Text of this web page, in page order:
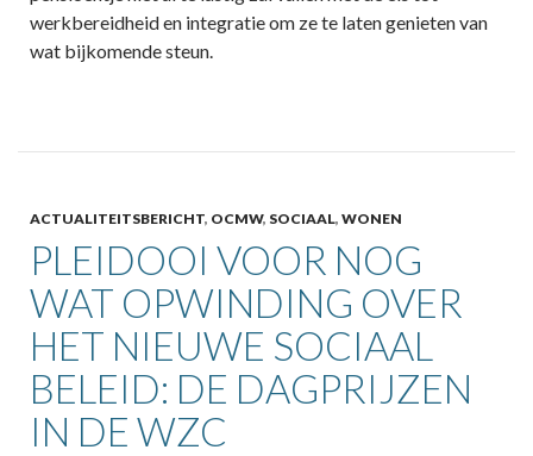
werkbereidheid en integratie om ze te laten genieten van
wat bijkomende steun.
ACTUALITEITSBERICHT, OCMW, SOCIAAL, WONEN
PLEIDOOI VOOR NOG
WAT OPWINDING OVER
HET NIEUWE SOCIAAL
BELEID: DE DAGPRIJZEN
IN DE WZC